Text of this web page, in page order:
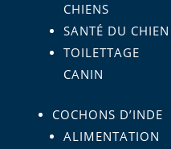
CHIENS
SANTÉ DU CHIEN
TOILETTAGE
CANIN
COCHONS D’INDE
ALIMENTATION